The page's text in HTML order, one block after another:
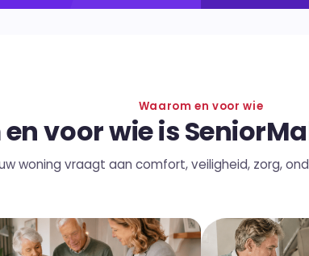
Waarom en voor wie
voor wie is
woning vraagt aan comfort, veiligheid, zorg,